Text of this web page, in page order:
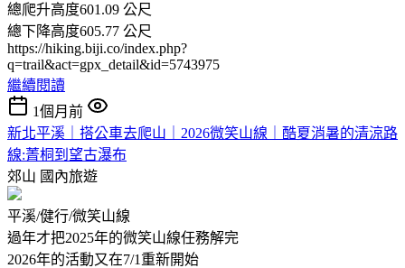
總爬升高度601.09 公尺
總下降高度605.77 公尺
https://hiking.biji.co/index.php?
q=trail&act=gpx_detail&id=5743975
繼續閱讀
1個月前
新北平溪｜搭公車去爬山｜2026微笑山線｜酷夏消暑的清涼路
線:菁桐到望古瀑布
郊山 國內旅遊
平溪/健行/微笑山線
過年才把2025年的微笑山線任務解完
2026年的活動又在7/1重新開始